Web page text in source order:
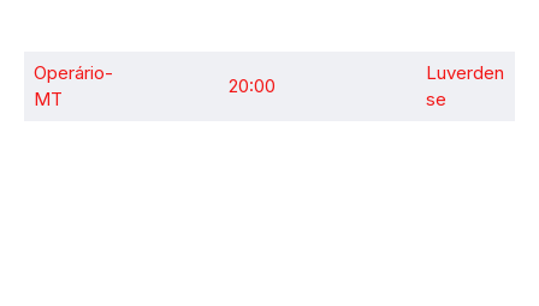
Operário-
MT
20:00
Luverden
se